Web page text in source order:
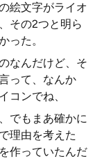
絵文字がライオ
その2つと明ら
った。
なんだけど、そ
って、なんか
コンでね、
でもまあ確かに
理由を考えた
作っていたんだ